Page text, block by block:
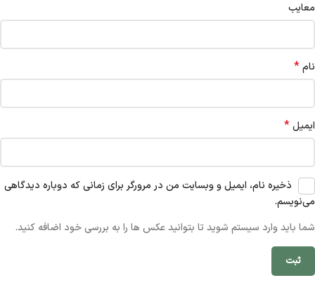
معایب
نام*
ایمیل*
ذخیره نام، ایمیل و وبسایت من در مرورگر برای زمانی که دوباره دیدگاهی
می‌نویسم.
شما باید وارد سیستم شوید تا بتوانید عکس ها را به بررسی خود اضافه کنید.